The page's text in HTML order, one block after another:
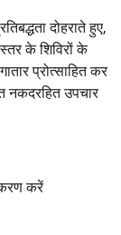
दोहराते हुए,
के शिविरों के
प्रोत्साहित कर
नकदरहित उपचार
करें